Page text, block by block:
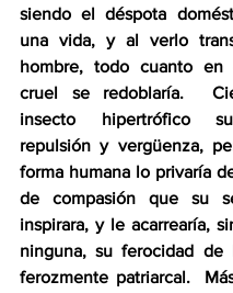
siendo el déspota
una vida, y al verlo
hombre, todo cuanto
cruel se redoblaría.
insecto hipertrófico
repulsión y vergüenza,
forma humana lo privaría
de compasión que su
inspirara, y le acarrearía,
ninguna, su ferocidad de
ferozmente patriarcal.